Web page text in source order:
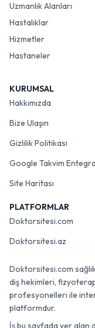
Uzmanlık Alanları
Hastalıklar
Hizmetler
Hastaneler
KURUMSAL
Hakkımızda
Bize Ulaşın
Gizlilik Politikası
Google Takvim
Site Haritası
PLATFORMLAR
Doktorsitesi.com
Doktorsitesi.az
Doktorsitesi.com
diş hekimleri,
profesyonelleri ile
platformdur.
İş bu sayfada yer alan